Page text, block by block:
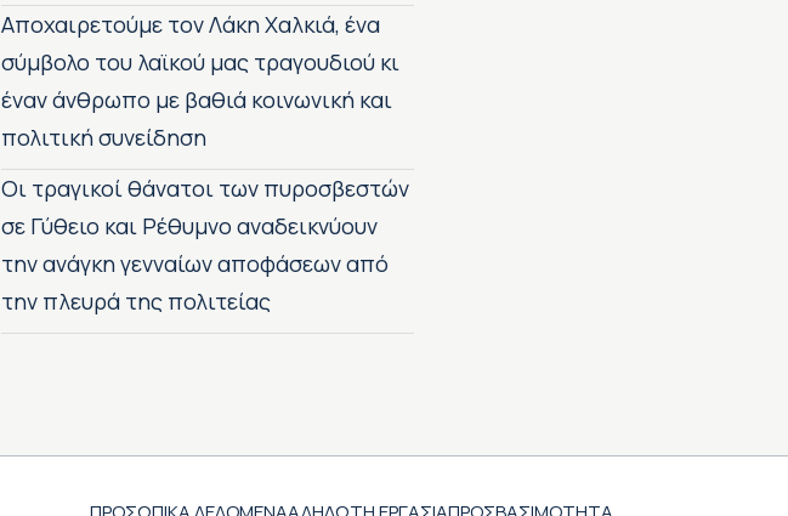
Αποχαιρετούμε τον Λάκη Χαλκιά, ένα
σύμβολο του λαϊκού μας τραγουδιού κι
έναν άνθρωπο με βαθιά κοινωνική και
πολιτική συνείδηση
Οι τραγικοί θάνατοι των πυροσβεστών
σε Γύθειο και Ρέθυμνο αναδεικνύουν
την ανάγκη γενναίων αποφάσεων από
την πλευρά της πολιτείας